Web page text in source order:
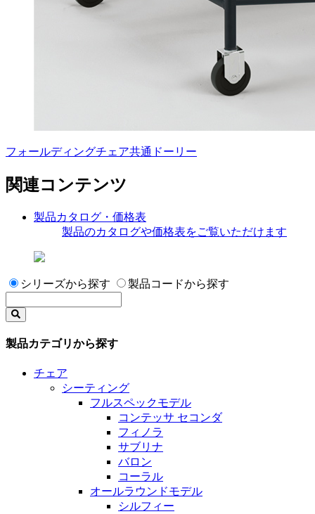
フォールディングチェア共通ドーリー
関連コンテンツ
製品カタログ・価格表
製品のカタログや価格表をご覧いただけます
シリーズから探す 製品コードから探す
製品カテゴリから探す
チェア
シーティング
フルスペックモデル
コンテッサ セコンダ
フィノラ
サブリナ
バロン
コーラル
オールラウンドモデル
シルフィー